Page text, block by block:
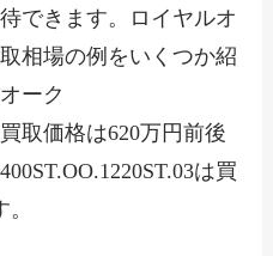
できます。ロイヤルオ
相場の例をいくつか紹
ーク
取価格は620万円前後
は買